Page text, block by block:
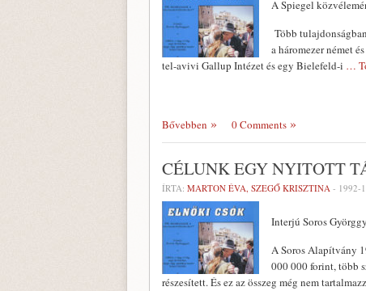
A Spiegel
Több
a háromezer német
tel-avivi Gallup Intézet és egy Bielefeld-i …
Bővebben 0 Comments
CÉLUNK EGY NYITOTT
ÍRTA: MARTON ÉVA, SZEGŐ KRISZTINA - 1992-
Interjú Soros
A Soros Alapítvány
000 000 forint, több
részesített. És ez az összeg még nem